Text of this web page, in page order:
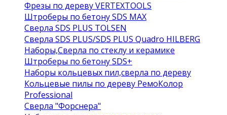
Фрезы по дереву VERTEXTOOLS
Штроберы по бетону SDS MAX
Сверла SDS PLUS TOLSEN
Сверла SDS PLUS/SDS PLUS Quadro HILBERG
Наборы,Сверла по стеклу и керамике
Штроберы по бетону SDS+
Наборы кольцевых пил,сверла по дереву
Кольцевые пилы по дереву РемоКолор
Professional
Сверла "Форснера"